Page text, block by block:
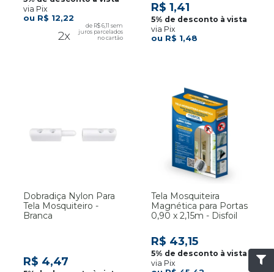
R$ 12,22
2x
R$ 6,11
via Pix
R$ 1,48
R$ 1,41
via Pix
Dobradiça Nylon Para
Tela Mosquiteiro -
Branca
R$ 4,47
Tela Mosquiteira
Magnética para Portas
0,90 x 2,15m - Disfoil
R$ 43,15
via Pix